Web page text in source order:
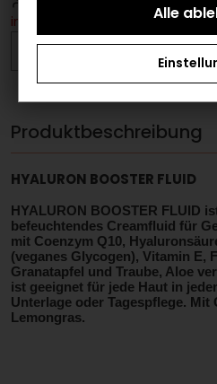
in den Warenkorb legen zu
Produktbeschreibung
HYALURON BOOSTER FLUID
HYALURON BOOSTER FLUID
befeuchtendes Creamfluid für
mit Coenzym Q10,
(veganes Glycogen), Vitamin E,
Granatapfel und Traube, Aloe
ist geeignet für jede Haut in
Unterlage oder Tagespflege.
Lemongras.